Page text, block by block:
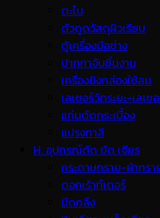
ตะไบ
ตัวดูดวัสดุผิวเรียบ
ตู้เครื่องมือช่าง
ปากกาจับชิ้นงาน
เครื่องยิงกล่องใช้ลม
เลเซอร์วัดระยะ-เลเซ
แท่นตัดกระเบื้อง
แปรงทาสี
H. อุปกรณ์ตัด ขัด เจียร
กระดาษทราย-ผ้าทรา
ดอกเร้าท์เตอร์
มีดกลึง